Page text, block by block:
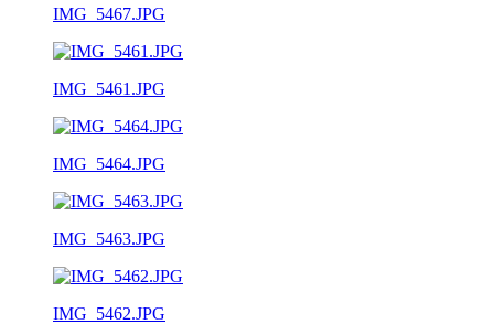
IMG_5467.JPG
IMG_5461.JPG
IMG_5464.JPG
IMG_5463.JPG
IMG_5462.JPG